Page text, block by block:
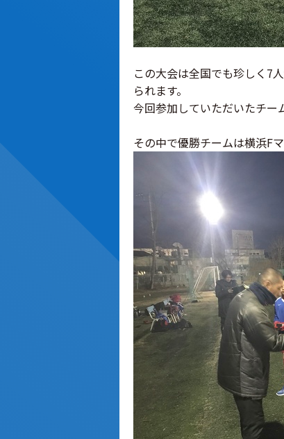
この大会は全国でも珍しく7
られます。
今回参加していただいたチー
その中で優勝チームは横浜F